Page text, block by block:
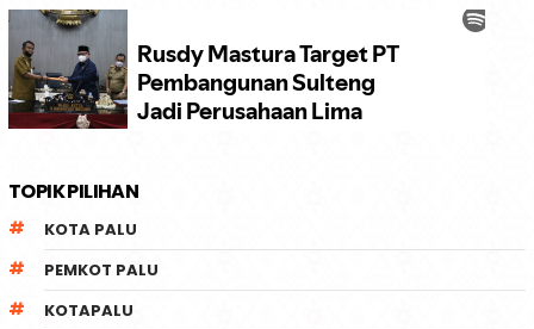
TOPIK PILIHAN
KOTA PALU
PEMKOT PALU
KOTAPALU